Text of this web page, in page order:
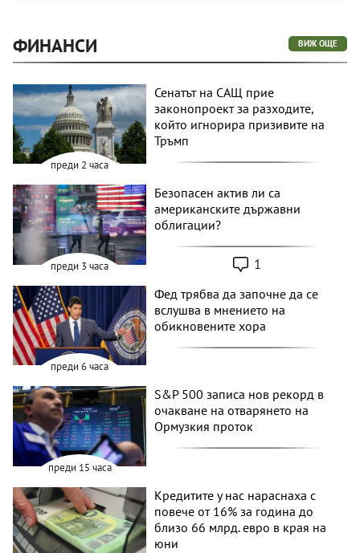
ФИНАНСИ ВИЖ ОЩЕ
преди 2 часа
Сенатът на САЩ прие
законопроект за разходите,
който игнорира призивите на
Тръмп
преди 3 часа
Безопасен актив ли са
американските държавни
облигации?
1
преди 6 часа
Фед трябва да започне да се
вслушва в мнението на
обикновените хора
преди 15 часа
S&P 500 записа нов рекорд в
очакване на отварянето на
Ормузкия проток
Кредитите у нас нараснаха с
повече от 16% за година до
близо 66 млрд. евро в края на
юни